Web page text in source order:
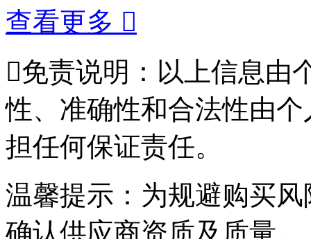
查看更多 
免责说明：以上信息由
性、准确性和合法性由
担任何保证责任。
温馨提示：为规避购买
确认供应商资质及质量。